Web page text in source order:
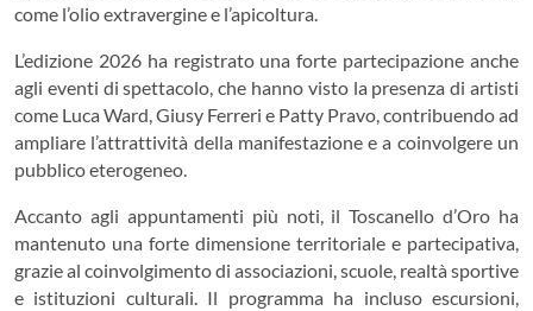
come l’olio extravergine e l’apicoltura.
L’edizione 2026 ha registrato una forte partecipazione anche
agli eventi di spettacolo, che hanno visto la presenza di artisti
come Luca Ward, Giusy Ferreri e Patty Pravo, contribuendo ad
ampliare l’attrattività della manifestazione e a coinvolgere un
pubblico eterogeneo.
Accanto agli appuntamenti più noti, il Toscanello d’Oro ha
mantenuto una forte dimensione territoriale e partecipativa,
grazie al coinvolgimento di associazioni, scuole, realtà sportive
e istituzioni culturali. Il programma ha incluso escursioni,